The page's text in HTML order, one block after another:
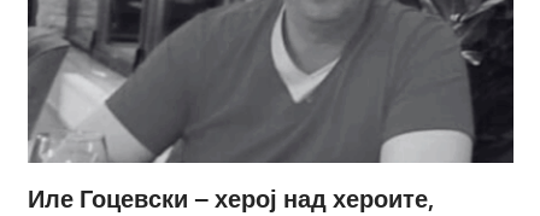
Иле Гоцевски – херој над хероите,